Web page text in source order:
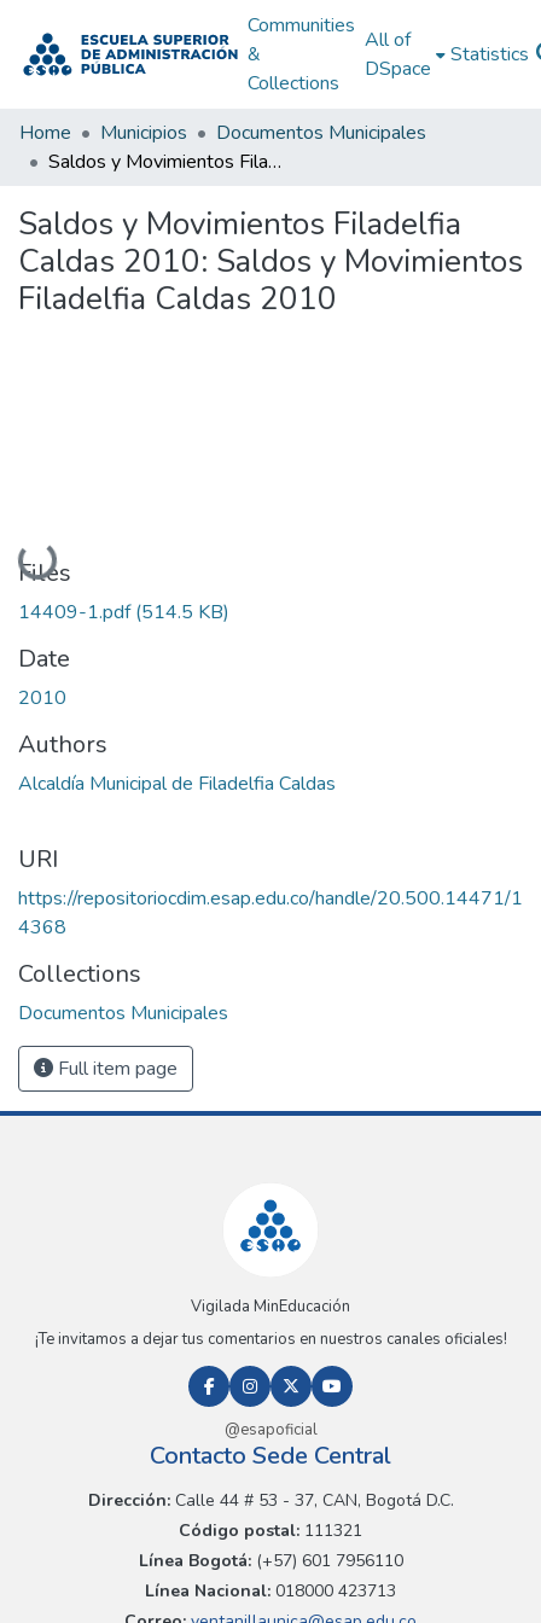
Communities
&
Collections
All of
DSpace
Statistics
Home Municipios
Documentos Municipales
Saldos y Movimientos Filadelfia Caldas 2010: Saldos y Movimientos Filadelfia Caldas 2010
Saldos y Movimientos Filadelfia
Caldas 2010: Saldos y Movimientos
Filadelfia Caldas 2010
Loading...
Files
14409-1.pdf(514.5 KB)
Date
2010
Authors
Alcaldía Municipal de Filadelfia Caldas
URI
https://repositoriocdim.esap.edu.co/handle/20.500.14471/1
4368
Collections
Documentos Municipales
Full item page
Vigilada MinEducación
¡Te invitamos a dejar tus comentarios en nuestros canales oficiales!
@esapoficial
Contacto Sede Central
Dirección:Calle 44 # 53 - 37, CAN, Bogotá D.C.
Código postal: 111321
Línea Bogotá:(+57) 601 7956110
Línea Nacional: 018000 423713